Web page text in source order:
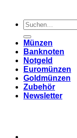
Suchen
nach:
Münzen
Banknoten
Notgeld
Euromünzen
Goldmünzen
Zubehör
Newsletter